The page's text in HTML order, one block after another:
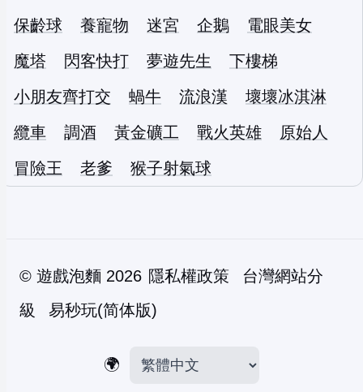
保齡球
養寵物 迷宮 企鵝
電眼美女
魔塔
閃客快打 夢遊先生
下樓梯
小朋友齊打交
蝸牛 流浪漢
壞壞冰淇淋
纜車
調酒 黃金礦工 戰火英雄
原始人
冒險王
老爹 猴子射氣球
© 遊戲泡麵 2026 隱私權政策
台灣網站分
級
易秒玩(简体版)
🌍